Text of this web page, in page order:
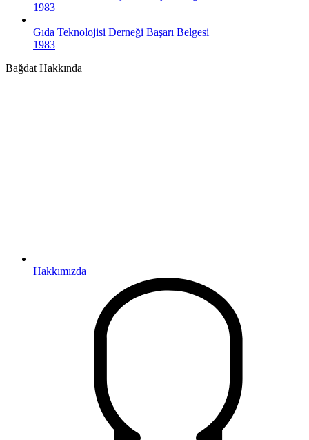
1983
Gıda Teknolojisi Derneği Başarı Belgesi
1983
Bağdat Hakkında
Hakkımızda